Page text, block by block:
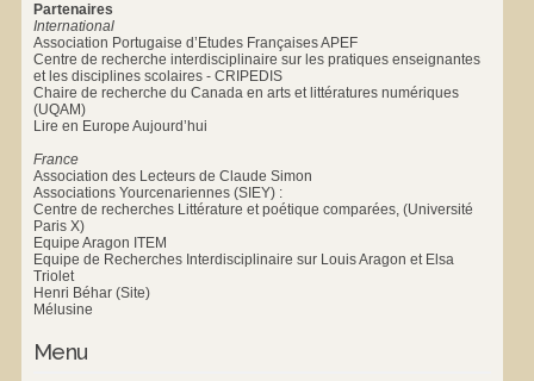
Partenaires
International
Association Portugaise d’Etudes Françaises APEF
Centre de recherche interdisciplinaire sur les pratiques enseignantes
et les disciplines scolaires - CRIPEDIS
Chaire de recherche du Canada en arts et littératures numériques
(UQAM)
Lire en Europe Aujourd’hui
France
Association des Lecteurs de Claude Simon
Associations Yourcenariennes (SIEY) :
Centre de recherches Littérature et poétique comparées, (Université
Paris X)
Equipe Aragon ITEM
Equipe de Recherches Interdisciplinaire sur Louis Aragon et Elsa
Triolet
Henri Béhar (Site)
Mélusine
Menu